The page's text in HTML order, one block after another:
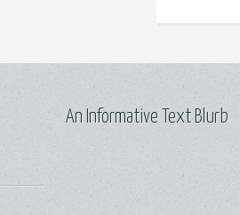
An Informative Text Blurb